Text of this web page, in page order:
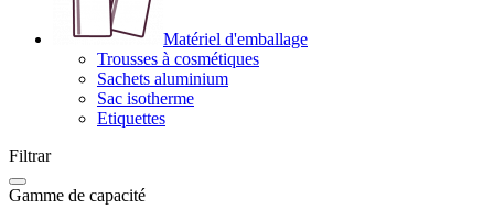
Matériel d'emballage
Trousses à cosmétiques
Sachets aluminium
Sac isotherme
Etiquettes
Filtrar
Gamme de capacité